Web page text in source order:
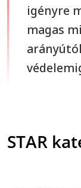
igényre
magas
STAR